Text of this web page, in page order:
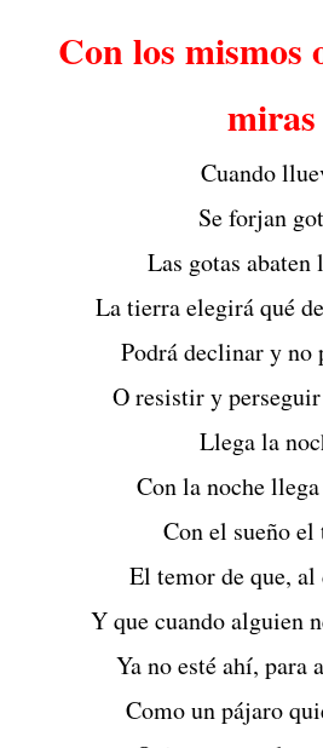
Con los mismos
miras
Cuando
Se forjan
Las gotas abaten
La tierra elegirá qué
Podrá declinar y no
O resistir y perseguir
Llega la
Con la noche
Con el sueño
El temor de que, al
Y que cuando alguien
Ya no esté ahí, para
Como un pájaro